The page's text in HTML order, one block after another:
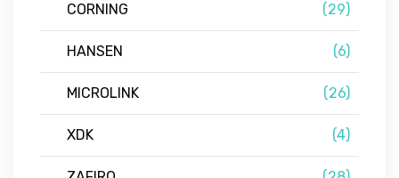
CORNING (29)
HANSEN (6)
MICROLINK (26)
XDK (4)